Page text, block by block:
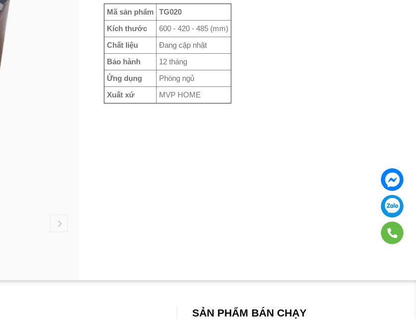
Mã sản phẩm
TG020
Kích thước
600 - 420 - 485 (mm)
Chất liệu
Đang cập nhật
Bảo hành
12 tháng
Ứng dụng
Phòng ngủ
Xuất xứ
MVP HOME
SẢN PHẨM BÁN CHẠY